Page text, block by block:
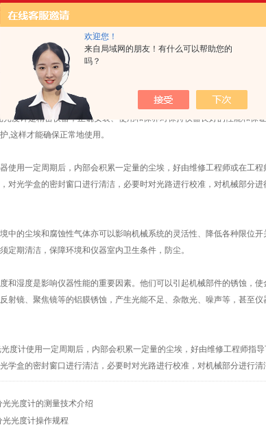
欢迎您！
来自局域网的朋友！有什么可以帮助您的
吗？
： 新闻中心
T6分光光度计合理维
发布日期：2017-02-15
计是精密仪器，正确安装、使用和保养对保持仪器良好的性能和保
,这样才能确保正常地使用。
用一定周期后，内部会积累一定量的尘埃，好由维修工程师或在工程
对光学盒的密封窗口进行清洁，必要时对光路进行校准，对机械部分
的尘埃和腐蚀性气体亦可以影响机械系统的灵活性、降低各种限位开
定期清洁，保障环境和仪器室内卫生条件，防尘。
湿度是影响仪器性能的重要因素。他们可以引起机械部件的锈蚀，使
射镜、聚焦镜等的铝膜锈蚀，产生光能不足、杂散光、噪声等，甚至
计使用一定周期后，内部会积累一定量的尘埃，好由维修工程师指
学盒的密封窗口进行清洁，必要时对光路进行校准，对机械部分进行
光光度计的测量技术介绍
光光度计操作规程